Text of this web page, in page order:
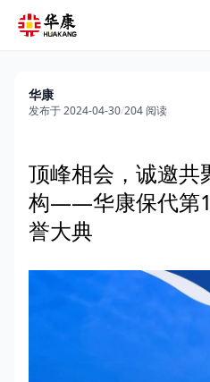
华康
发布于 2024-04-30/204 阅读
顶峰相会，诚邀
构——华康保代第
誉大典